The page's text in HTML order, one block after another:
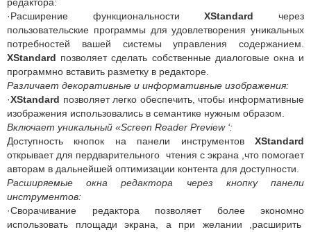
·Расширение функциональностиXStandard через
пользовательские программы для удовлетворения уникальных
потребностей вашей системы управления содержанием.
XStandard позволяет сделать собственные диалоговые окна и
программно вставить разметку в редакторе.
Различает декоративные и информативные изображения:
·XStandard позволяет легко обеспечить, чтобы информативные
изображения использовались в семантике нужным образом.
Включает уникальный «Screen Reader Preview ‘:
Доступность кнопок на панели инструментов XStandard
открывает для пердварительного чтения с экрана ,что помогает
авторам в дальнейшей оптимизации контента для доступности.
Расширяемые окна редактора через кнопку панели
инструментов:
·Сворачивание редактора позволяет более экономно
использовать площади экрана, а при желании ,расширить